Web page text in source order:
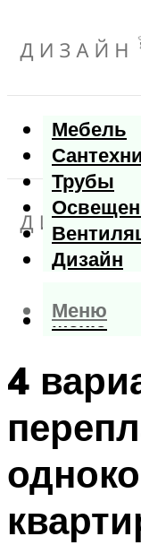
Мебель
Трубы
Дизайн
Меню
Меню
4